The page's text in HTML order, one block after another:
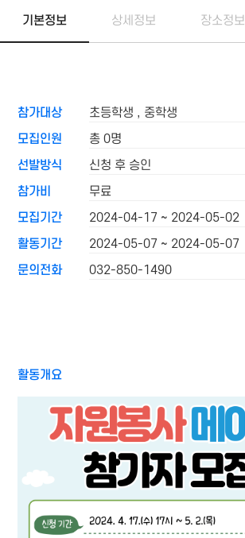
기본정보 상세정보 장소정보
참가대상
초등학생 , 중학생
모집인원
총 0명
선발방식
신청 후 승인
참가비
무료
모집기간
2024-04-17 ~ 2024-05-02
활동기간
2024-05-07 ~ 2024-05-07
문의전화
032-850-1490
활동개요